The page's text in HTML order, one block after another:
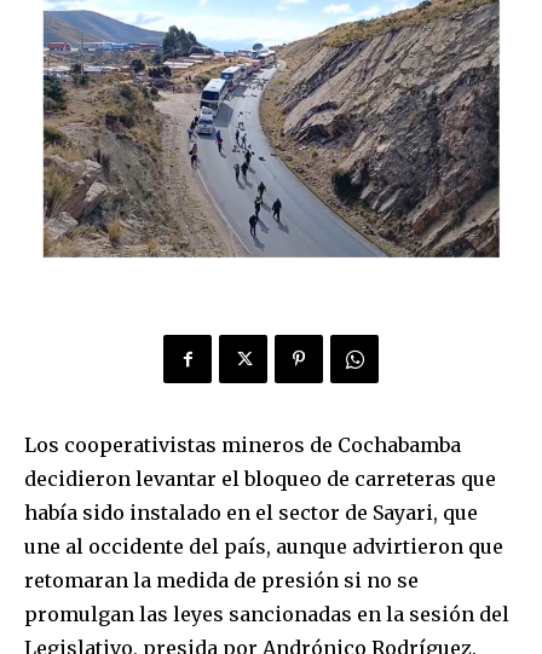
Los cooperativistas mineros de Cochabamba
decidieron levantar el bloqueo de carreteras que
había sido instalado en el sector de Sayari, que
une al occidente del país, aunque advirtieron que
retomaran la medida de presión si no se
promulgan las leyes sancionadas en la sesión del
Legislativo, presida por Andrónico Rodríguez.